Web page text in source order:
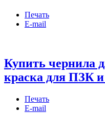
Печать
E-mail
Купить чернила
краска для ПЗК
Печать
E-mail